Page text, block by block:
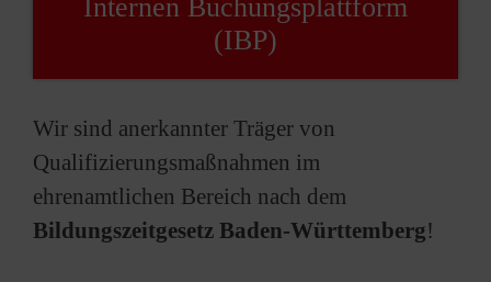
Internen Buchungsplattform
(IBP)
Wir sind anerkannter Träger von
Qualifizierungsmaßnahmen im
ehrenamtlichen Bereich nach dem
Bildungszeitgesetz Baden-Württemberg!